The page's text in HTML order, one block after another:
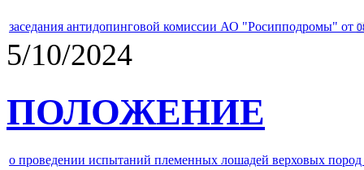
заседания антидопинговой комиссии АО "Росипподромы" от
5/10/2024
ПОЛОЖЕНИЕ
о проведении испытаний племенных лошадей верховых